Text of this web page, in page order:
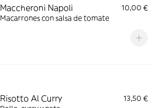
Maccheroni Napoli
10,00 €
Macarrones con salsa de tomate
Risotto Al Curry
13,50 €